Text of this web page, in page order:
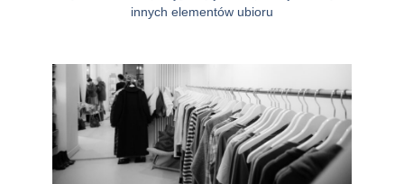
innych elementów ubioru